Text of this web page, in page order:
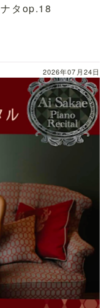
タop.18
2026年07月24日